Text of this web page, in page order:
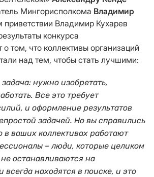
Мингорисполкома Владимир
приветствии Владимир Кухарев
конкурса
том, что коллективы организаций
над тем, чтобы стать лучшими:
нужно изобретать,
Все это требует
и оформление результатов
задачей. Но вы справились
в ваших коллективах работают
– люди, которые целиком
останавливаются на
всегда находятся в поиске, и это